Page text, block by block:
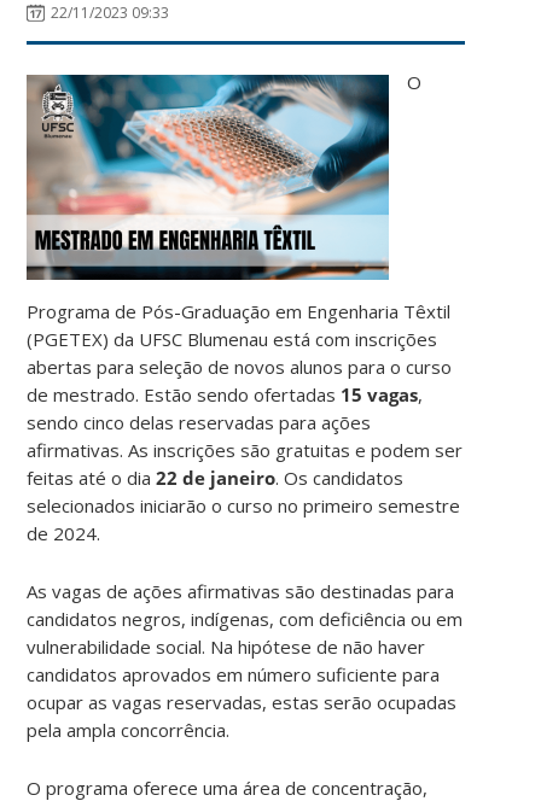
22/11/2023 09:33
O
Programa de Pós-Graduação em Engenharia Têxtil
(PGETEX) da UFSC Blumenau está com inscrições
abertas para seleção de novos alunos para o curso
de mestrado. Estão sendo ofertadas 15 vagas,
sendo cinco delas reservadas para ações
afirmativas. As inscrições são gratuitas e podem ser
feitas até o dia22 de janeiro. Os candidatos
selecionados iniciarão o curso no primeiro semestre
de 2024.
As vagas de ações afirmativas são destinadas para
candidatos negros, indígenas, com deficiência ou em
vulnerabilidade social. Na hipótese de não haver
candidatos aprovados em número suficiente para
ocupar as vagas reservadas, estas serão ocupadas
pela ampla concorrência.
O programa oferece uma área de concentração,